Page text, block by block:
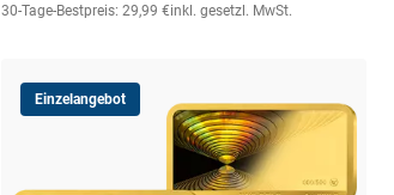
30-Tage-Bestpreis: 29,99 €inkl. gesetzl. MwSt.
Einzelangebot